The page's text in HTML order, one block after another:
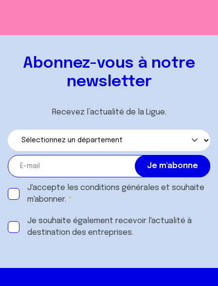
Abonnez-vous à notre
newsletter
Recevez l’actualité de la Ligue.
J'accepte les conditions générales et souhaite
m'abonner.
Je souhaite également recevoir l'actualité à
destination des entreprises.